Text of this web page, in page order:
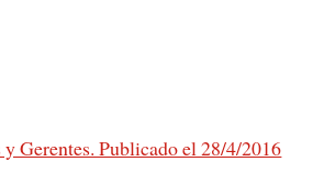
Gerentes. Publicado el 28/4/2016